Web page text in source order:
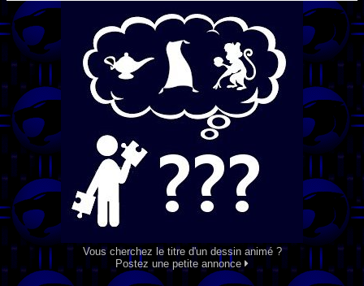
Vous cherchez le titre d'un dessin animé ?
Postez une petite annonce